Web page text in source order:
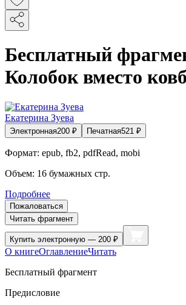
Бесплатный
Колобок вместо
Екатерина Зуева
Электронная200 ₽ Печатная521 ₽
Формат: epub, fb2, pdfRead, mobi
Объем: 16 бумажных стр.
Подробнее
Пожаловаться
Читать фрагмент
Купить электронную — 200 ₽
О книгеОглавлениеЧитать
Бесплатный фрагмент
Предисловие